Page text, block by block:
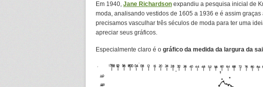
Em 1940, Jane Richardson expandiu a pesquisa inicial de
moda, analisando vestidos de 1605 a 1936 e é assim
precisamos vasculhar três séculos de moda para ter uma
apreciar seus gráficos.
Especialmente claro é o gráfico da medida da largura da